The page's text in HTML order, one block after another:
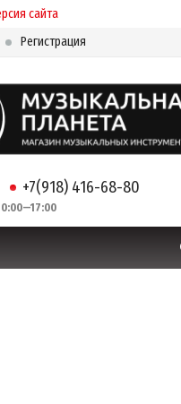
сайта
Регистрация
+7(918) 416-68-80